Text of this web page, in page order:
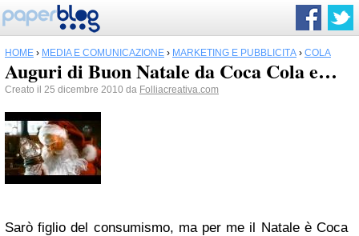
HOME › MEDIA E COMUNICAZIONE › MARKETING E PUBBLICITÀ › COLA
Auguri di Buon Natale da Coca Cola e…
Creato il 25 dicembre 2010 da Folliacreativa.com
Sarò figlio del consumismo, ma per me il Natale è Coca